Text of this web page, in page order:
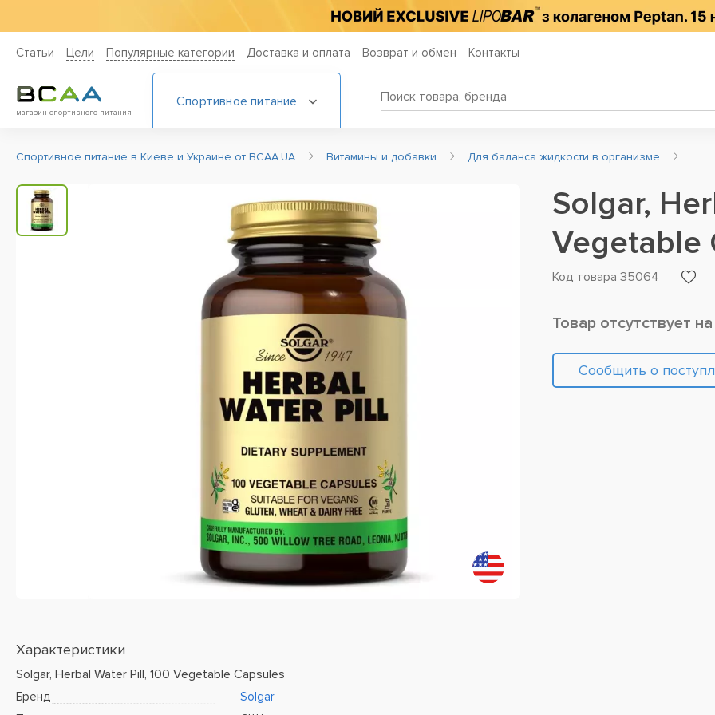
Статьи Цели Популярные категории Доставка и оплата Возврат и обмен Контакты
магазин спортивного питания
Спортивное питание
Спортивное питание в Киеве и Украине от BCAA.UA Витамины и добавки Для баланса жидкости в организме
Характеристики
Solgar, Herbal Water Pill, 100 Vegetable Capsules
Бренд
Solgar
Solgar,
Vegetable
Код товара 35064
Товар отсутствует
Сообщить о